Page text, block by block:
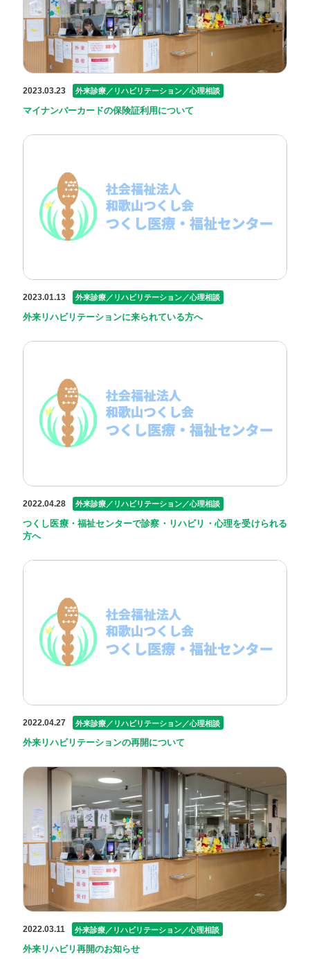
2023.03.23 外来診療／リハビリテーション／心理相談
マイナンバーカードの保険証利用について
2023.01.13 外来診療／リハビリテーション／心理相談
外来リハビリテーションに来られている方へ
2022.04.28 外来診療／リハビリテーション／心理相談
つくし医療・福祉センターで診察・リハビリ・心理を受けられる
方へ
2022.04.27 外来診療／リハビリテーション／心理相談
外来リハビリテーションの再開について
2022.03.11 外来診療／リハビリテーション／心理相談
外来リハビリ再開のお知らせ